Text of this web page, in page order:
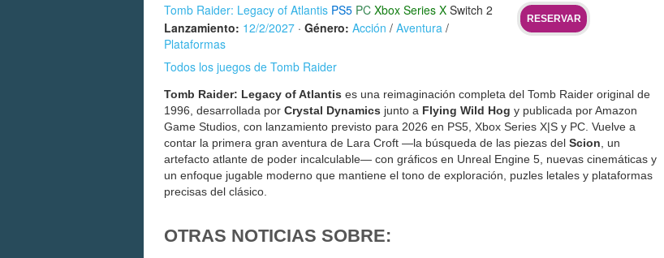
Tomb Raider: Legacy of Atlantis PS5 PC Xbox Series X Switch 2
Lanzamiento: 12/2/2027 · Género: Acción / Aventura /
Plataformas
RESERVAR
Todos los juegos de Tomb Raider
Tomb Raider: Legacy of Atlantis es una reimaginación completa del Tomb Raider original de
1996, desarrollada por Crystal Dynamics junto a Flying Wild Hog y publicada por Amazon
Game Studios, con lanzamiento previsto para 2026 en PS5, Xbox Series X|S y PC. Vuelve a
contar la primera gran aventura de Lara Croft —la búsqueda de las piezas del Scion , un
artefacto atlante de poder incalculable— con gráficos en Unreal Engine 5, nuevas cinemáticas y
un enfoque jugable moderno que mantiene el tono de exploración, puzles letales y plataformas
precisas del clásico.
OTRAS NOTICIAS SOBRE: